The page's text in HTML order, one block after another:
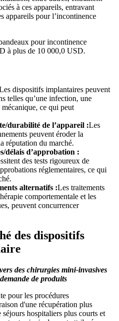
à ces appareils, entravant
appareils pour l’incontinence
pour incontinence
à plus de 10 000,0 USD.
dispositifs implantaires peuvent
telles qu’une infection, une
ce qui peut
durabilité de l’appareil :Les
peuvent éroder la
réputation du marché.
délais d’approbation :
des tests rigoureux de
réglementaires, ce qui
alternatifs :Les traitements
comportementale et les
peuvent concurrencer
des dispositifs
des chirurgies mini-invasives
de produits
pour les procédures
d'une récupération plus
hospitaliers plus courts et